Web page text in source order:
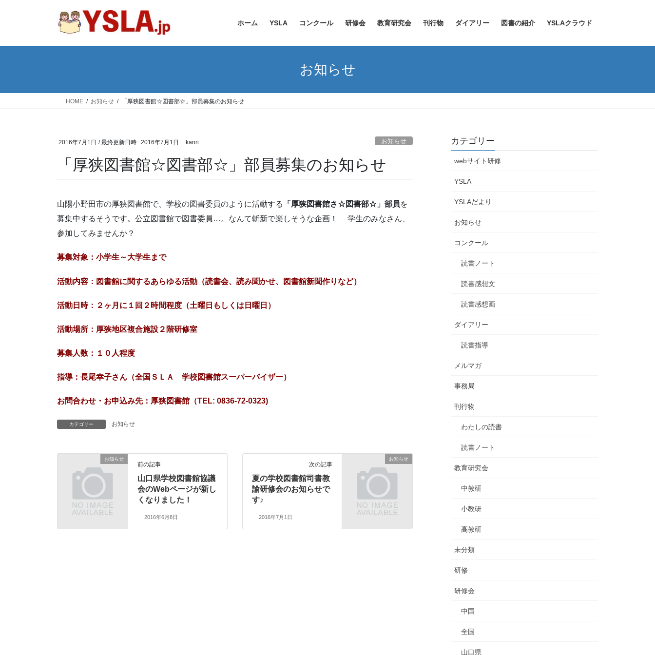
ホーム YSLA コンクール 研修会 教育研究会 刊行物 ダイアリー 図書の紹介 YSLAクラウド
お知らせ
HOME お知らせ 「厚狭図書館☆図書部☆」部員募集のお知らせ
2016年7月1日 / 最終更新日時 : 2016年7月1日 kanri お知らせ
「厚狭図書館☆図書部☆」部員募集のお知らせ
山陽小野田市の厚狭図書館で、学校の図書委員のように活動する 「厚狭図書館さ☆図書部☆」部員を
募集中するそうです。公立図書館で図書委員…。なんて斬新で楽しそうな企画！ 学生のみなさん、
参加してみませんか？
募集対象：小学生～大学生まで
活動内容：図書館に関するあらゆる活動（読書会、読み聞かせ、図書館新聞作りなど）
活動日時：２ヶ月に１回２時間程度（土曜日もしくは日曜日）
活動場所：厚狭地区複合施設２階研修室
募集人数：１０人程度
指導：長尾幸子さん（全国ＳＬＡ 学校図書館スーパーバイザー）
お問合わせ・お申込み先：厚狭図書館（TEL: 0836-72-0323)
カテゴリー お知らせ
お知らせ
前の記事
山口県学校図書館協議
会のWebページが新し
くなりました！
2016年6月8日
お知らせ
次の記事
夏の学校図書館司書教
諭研修会のお知らせで
す♪
2016年7月1日
カテゴリー
webサイト研修
YSLA
YSLAだより
お知らせ
コンクール
読書ノート
読書感想文
読書感想画
ダイアリー
読書指導
メルマガ
事務局
刊行物
わたしの読書
読書ノート
教育研究会
中教研
小教研
高教研
未分類
研修
研修会
中国
全国
山口県